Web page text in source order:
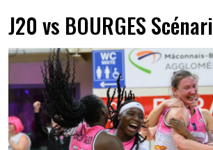
J20 vs BOURGES